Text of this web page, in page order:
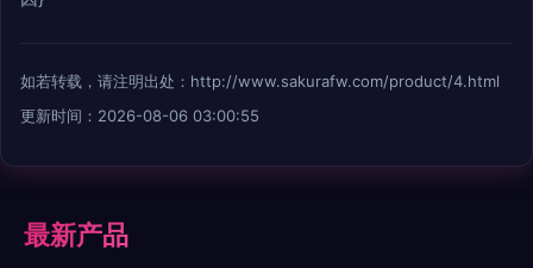
如若转载，请注明出处：http://www.sakurafw.com/product/4.html
更新时间：2026-08-06 03:00:55
最新产品